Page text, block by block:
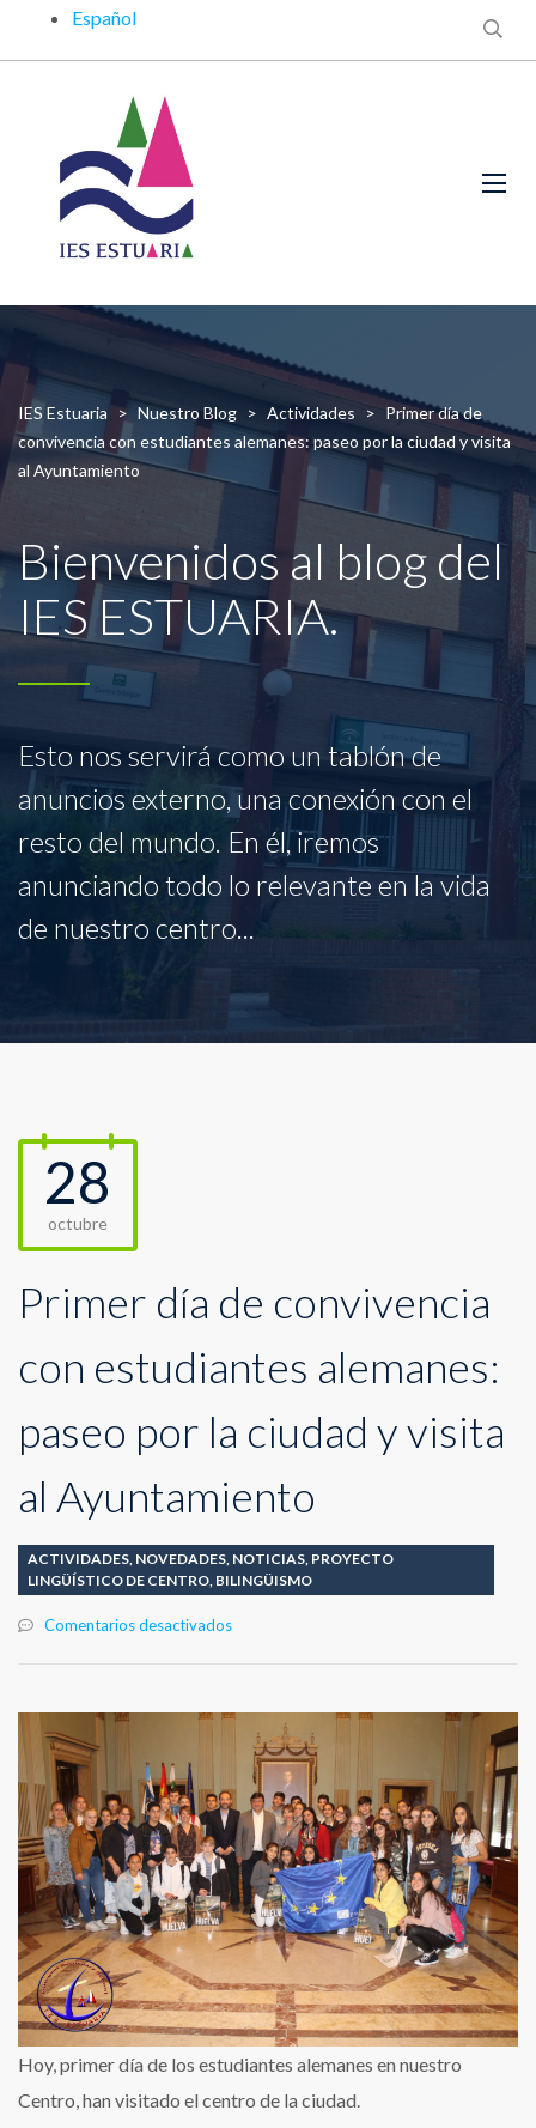
Español
IES Estuaria > Nuestro Blog > Actividades > Primer día de
convivencia con estudiantes alemanes: paseo por la ciudad y visita
al Ayuntamiento
Bienvenidos al blog del
IES ESTUARIA.
Esto nos servirá como un tablón de
anuncios externo, una conexión con el
resto del mundo. En él, iremos
anunciando todo lo relevante en la vida
de nuestro centro...
28
octubre
Primer día de convivencia
con estudiantes alemanes:
paseo por la ciudad y visita
al Ayuntamiento
ACTIVIDADES, NOVEDADES, NOTICIAS, PROYECTO
LINGÜÍSTICO DE CENTRO, BILINGÜISMO
Comentarios desactivadosen
Primer
convivencia
con
estudiantes
alemanes:
paseo
por
la
ciudad
visita
Hoy, primer día de los estudiantes alemanes en nuestro
Centro, han visitado el centro de la ciudad.